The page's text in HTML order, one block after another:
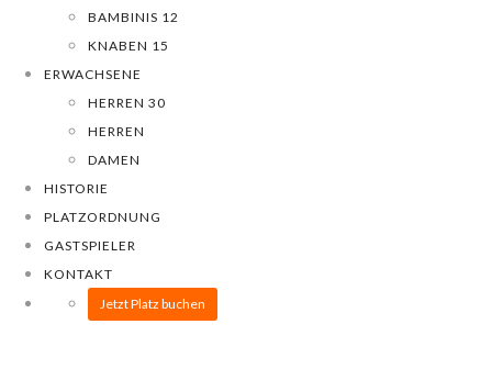
BAMBINIS 12
KNABEN 15
ERWACHSENE
HERREN 30
HERREN
DAMEN
HISTORIE
PLATZORDNUNG
GASTSPIELER
KONTAKT
Jetzt Platz buchen